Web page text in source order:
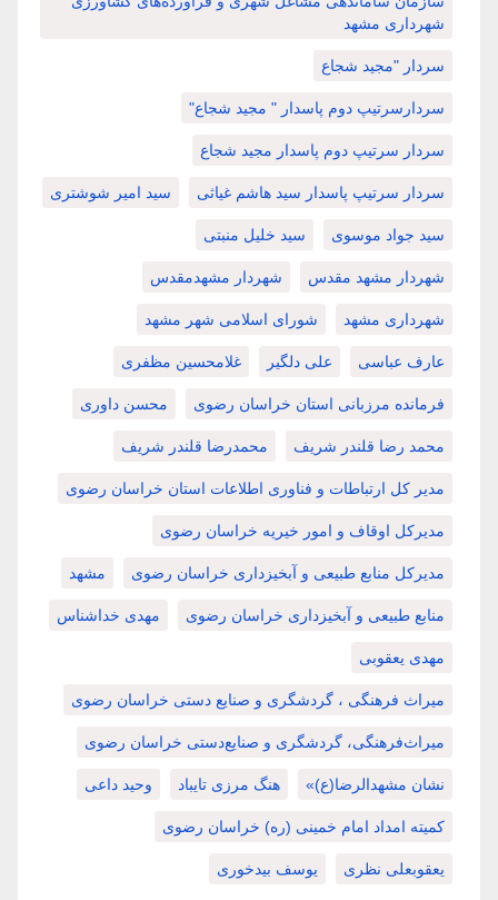
شهرداری مشهد
سردار "مجید شجاع
سردارسرتیپ دوم پاسدار " مجید شجاع"
سردار سرتیپ دوم پاسدار مجید شجاع
سردار سرتیپ پاسدار سید هاشم غیاثی سید امیر شوشتری
سید جواد موسوی سید خلیل منبتی
شهردار مشهد مقدس شهردار مشهدمقدس
شهرداری مشهد شورای اسلامی شهر مشهد
عارف عباسی علی دلگیر غلامحسین مظفری
فرمانده مرزبانی استان خراسان رضوی محسن داوری
محمد رضا قلندر شریف محمدرضا قلندر شریف
مدیر کل ارتباطات و فناوری اطلاعات استان خراسان رضوی
مدیرکل اوقاف و امور خیریه خراسان رضوی
مدیرکل منابع طبیعی و آبخیزداری خراسان رضوی مشهد
منابع طبیعی و آبخیزداری خراسان رضوی مهدی خداشناس
مهدی یعقوبی
میراث فرهنگی ، گردشگری و صنایع دستی خراسان رضوی
میراث‌فرهنگی، گردشگری و صنایع‌دستی خراسان رضوی
نشان مشهدالرضا(ع)» هنگ مرزی تایباد وحید داعی
کمیته امداد امام خمینی (ره) خراسان رضوی
یعقوبعلی نظری یوسف بیدخوری